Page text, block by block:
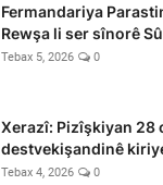
Fermandariya
Rewşa li ser sînorê
Tebax 5, 2026 0
Xerazî: Pizîşkiyan 28
destvekişandinê
Tebax 4, 2026 0